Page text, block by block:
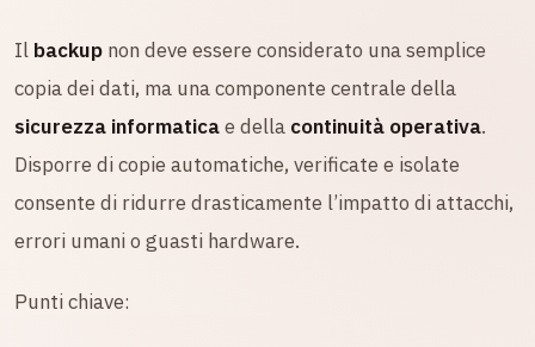
Il backup non deve essere considerato una semplice
copia dei dati, ma una componente centrale della
sicurezza informaticae della continuità operativa.
Disporre di copie automatiche, verificate e isolate
consente di ridurre drasticamente l’impatto di attacchi,
errori umani o guasti hardware.
Punti chiave: